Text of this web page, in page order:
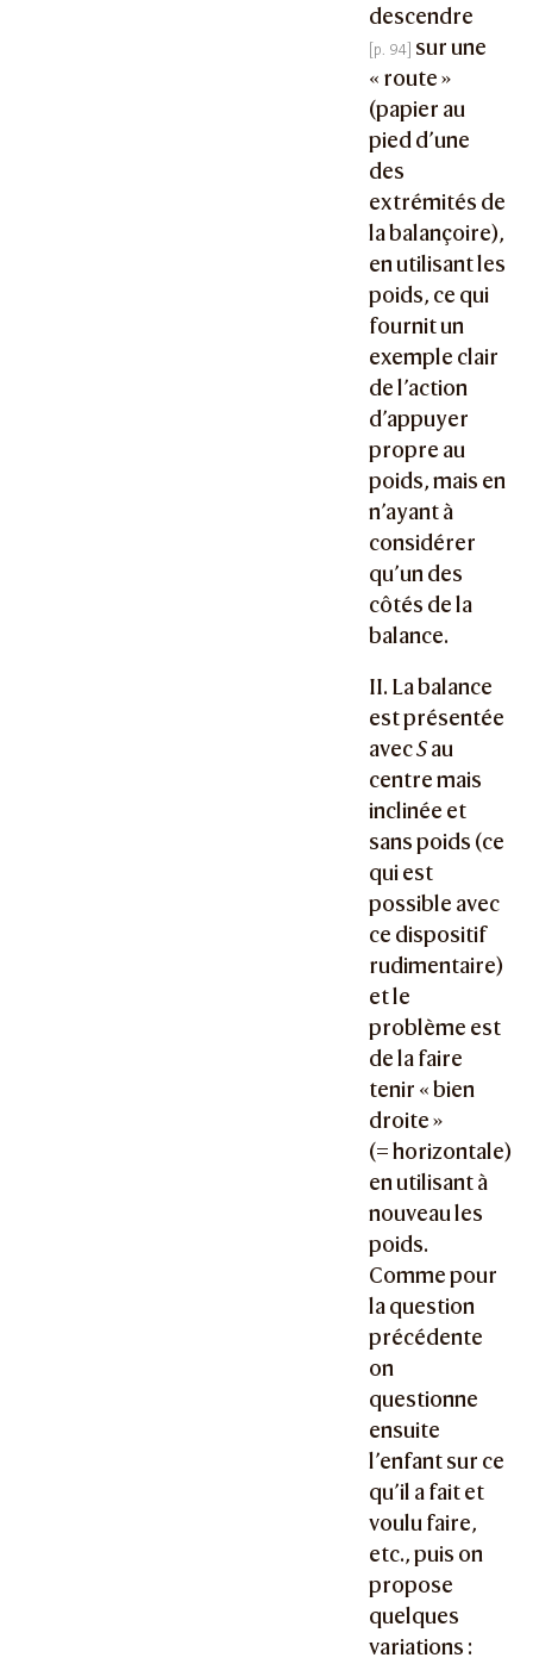
descendre
sur une
« route »
(papier au
pied d’une
des
extrémités de
la balançoire),
en utilisant les
poids, ce qui
fournit un
exemple clair
de l’action
d’appuyer
propre au
poids, mais en
n’ayant à
considérer
qu’un des
côtés de la
balance.
II. La balance
est présentée
avecSau
centre mais
inclinée et
sans poids (ce
qui est
possible avec
ce dispositif
rudimentaire)
et le
problème est
de la faire
tenir « bien
droite »
(= horizontale)
en utilisant à
nouveau les
poids.
Comme pour
la question
précédente
on
questionne
ensuite
l’enfant sur ce
qu’il a fait et
voulu faire,
etc., puis on
propose
quelques
variations :